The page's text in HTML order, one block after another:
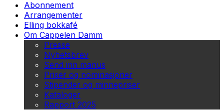
Abonnement
Arrangementer
Elling bokkafé
Om Cappelen Damm
Presse
Nyhetsbrev
Send inn manus
Priser og nominasjoner
Stipender og minnepriser
Kataloger
Rapport 2025